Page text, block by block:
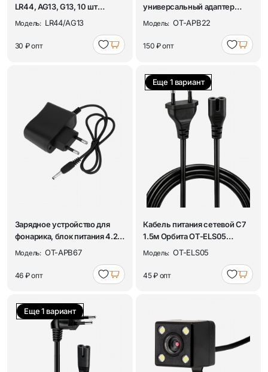
LR44, AG13, G13, 10 шт
Орбита
Модель: LR44/AG13
30 ₽опт
универсальный адаптер
сетевой со штекером...
Модель: OT-APB22
150 ₽опт
Зарядное устройство для
фонарика, блок питания 4.2В
0.5А для...
Модель: OT-APB67
46 ₽опт
Еще 1 вариант
Кабель питания сетевой C7
1.5м Орбита OT-ELS05
Черный
Модель: OT-ELS05
45 ₽ опт
Еще 1 вариант